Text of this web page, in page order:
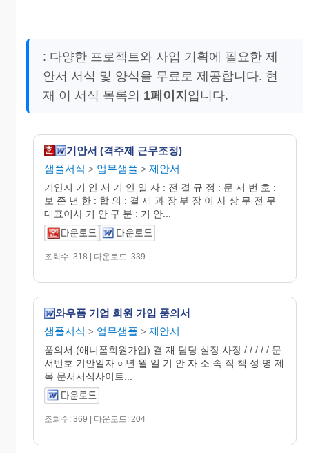
: 다양한 프로젝트와 사업 기획에 필요한 제
안서 서식 및 양식을 무료로 제공합니다. 현
재 이 서식 목록의 1페이지 입니다.
기안서 (격주제 근무조정)
샘플서식 > 업무샘플 > 제안서
기안지 기 안 서 기 안 일 자 : 전 결 규 정 : 문 서 번 호 :
보 존 년 한 : 합 의 : 결 재 과 장 부 장 이 사 상 무 전 무
대표이사 기 안 구 분 : 기 안...
조회수: 318 | 다운로드: 339
와우폼 기업 회원 가입 품의서
샘플서식 > 업무샘플 > 제안서
품의서 (애니폼회원가입) 결 재 담당 실장 사장 / / / / / 문
서번호 기안일자 ○ 년 월 일 기 안 자 소 속 직 책 성 명 제
목 문서서식사이트...
조회수: 369 | 다운로드: 204